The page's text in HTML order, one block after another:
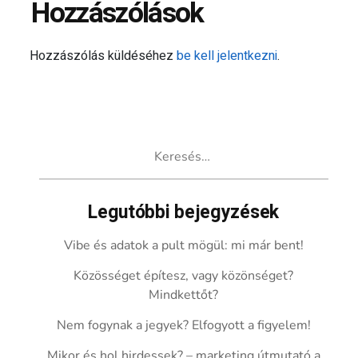
Hozzászólások
Hozzászólás küldéséhezbe kell jelentkezni.
Legutóbbi bejegyzések
Vibe és adatok a pult mögül: mi már bent!
Közösséget építesz, vagy közönséget?
Mindkettőt?
Nem fogynak a jegyek? Elfogyott a figyelem!